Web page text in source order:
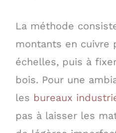
La méthode
montants en cuivre
échelles, puis à
bois. Pour une
les bureaux
pas à laisser les